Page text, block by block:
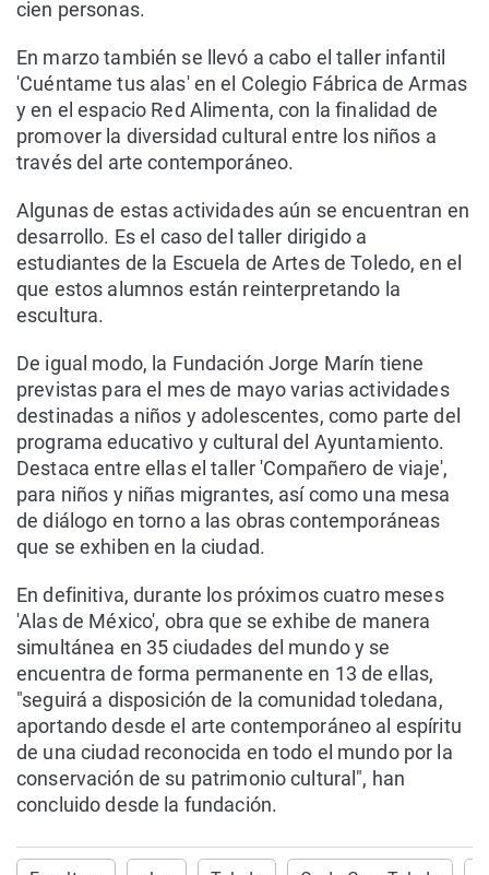
cien personas.
En marzo también se llevó a cabo el taller infantil
'Cuéntame tus alas' en el Colegio Fábrica de Armas
y en el espacio Red Alimenta, con la finalidad de
promover la diversidad cultural entre los niños a
través del arte contemporáneo.
Algunas de estas actividades aún se encuentran en
desarrollo. Es el caso del taller dirigido a
estudiantes de la Escuela de Artes de Toledo, en el
que estos alumnos están reinterpretando la
escultura.
De igual modo, la Fundación Jorge Marín tiene
previstas para el mes de mayo varias actividades
destinadas a niños y adolescentes, como parte del
programa educativo y cultural del Ayuntamiento.
Destaca entre ellas el taller 'Compañero de viaje',
para niños y niñas migrantes, así como una mesa
de diálogo en torno a las obras contemporáneas
que se exhiben en la ciudad.
En definitiva, durante los próximos cuatro meses
'Alas de México', obra que se exhibe de manera
simultánea en 35 ciudades del mundo y se
encuentra de forma permanente en 13 de ellas,
"seguirá a disposición de la comunidad toledana,
aportando desde el arte contemporáneo al espíritu
de una ciudad reconocida en todo el mundo por la
conservación de su patrimonio cultural", han
concluido desde la fundación.